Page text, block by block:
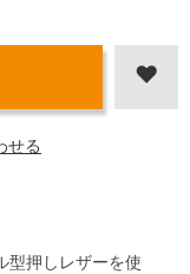
せる
型押しレザーを使